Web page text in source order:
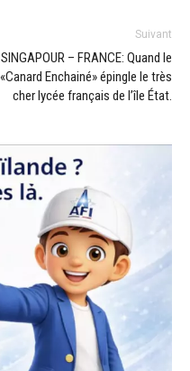
Suivant
SINGAPOUR – FRANCE: Quand le
«Canard Enchainé» épingle le très
cher lycée français de l’île État.